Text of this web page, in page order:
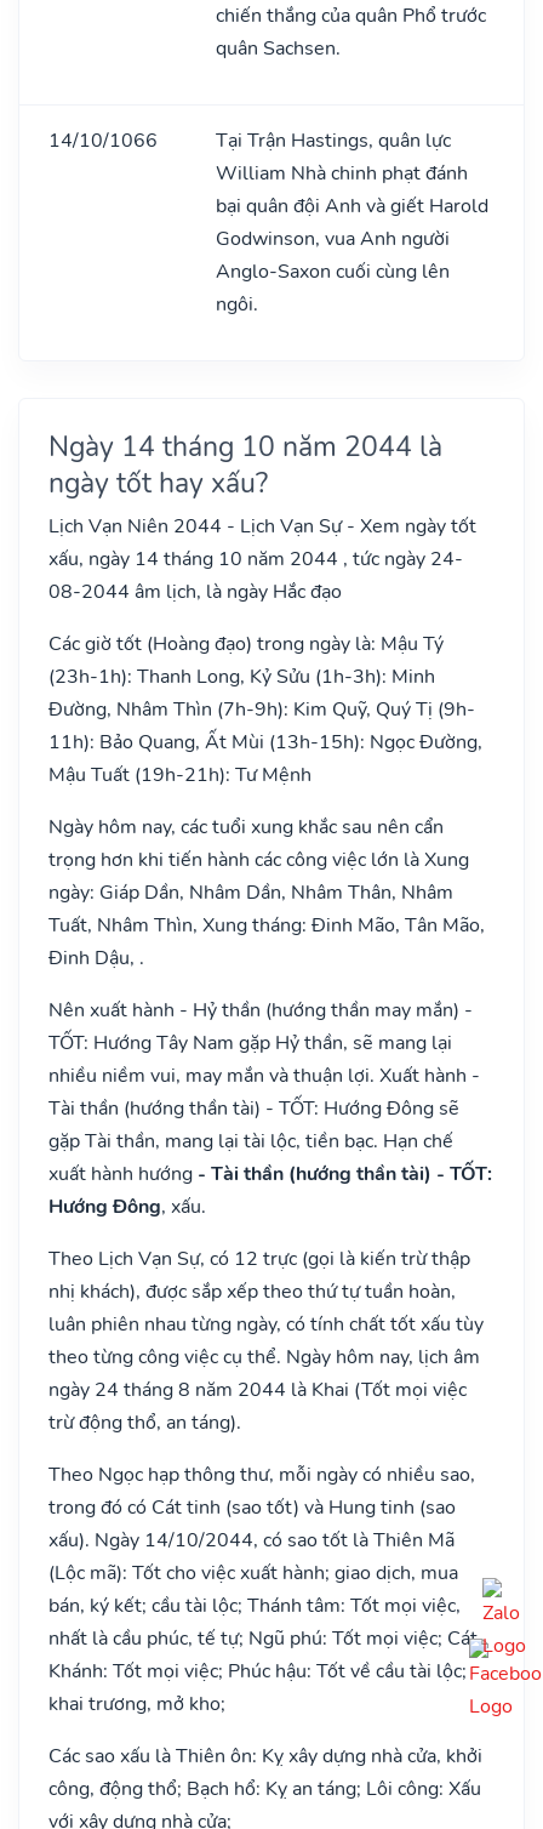
chiến thắng của quân Phổ trước
quân Sachsen.
14/10/1066
Tại Trận Hastings, quân lực
William Nhà chinh phạt đánh
bại quân đội Anh và giết Harold
Godwinson, vua Anh người
Anglo-Saxon cuối cùng lên
ngôi.
Ngày 14 tháng 10 năm 2044 là
ngày tốt hay xấu?
Lịch Vạn Niên 2044 - Lịch Vạn Sự - Xem ngày tốt
xấu, ngày 14 tháng 10 năm 2044 , tức ngày 24-
08-2044 âm lịch, là ngày Hắc đạo
Các giờ tốt (Hoàng đạo) trong ngày là: Mậu Tý
(23h-1h): Thanh Long, Kỷ Sửu (1h-3h): Minh
Đường, Nhâm Thìn (7h-9h): Kim Quỹ, Quý Tị (9h-
11h): Bảo Quang, Ất Mùi (13h-15h): Ngọc Đường,
Mậu Tuất (19h-21h): Tư Mệnh
Ngày hôm nay, các tuổi xung khắc sau nên cẩn
trọng hơn khi tiến hành các công việc lớn là Xung
ngày: Giáp Dần, Nhâm Dần, Nhâm Thân, Nhâm
Tuất, Nhâm Thìn, Xung tháng: Đinh Mão, Tân Mão,
Đinh Dậu, .
Nên xuất hành - Hỷ thần (hướng thần may mắn) -
TỐT: Hướng Tây Nam gặp Hỷ thần, sẽ mang lại
nhiều niềm vui, may mắn và thuận lợi. Xuất hành -
Tài thần (hướng thần tài) - TỐT: Hướng Đông sẽ
gặp Tài thần, mang lại tài lộc, tiền bạc. Hạn chế
xuất hành hướng - Tài thần (hướng thần tài) - TỐT:
Hướng Đông, xấu.
Theo Lịch Vạn Sự, có 12 trực (gọi là kiến trừ thập
nhị khách), được sắp xếp theo thứ tự tuần hoàn,
luân phiên nhau từng ngày, có tính chất tốt xấu tùy
theo từng công việc cụ thể. Ngày hôm nay, lịch âm
ngày 24 tháng 8 năm 2044 là Khai (Tốt mọi việc
trừ động thổ, an táng).
Theo Ngọc hạp thông thư, mỗi ngày có nhiều sao,
trong đó có Cát tinh (sao tốt) và Hung tinh (sao
xấu). Ngày 14/10/2044, có sao tốt là Thiên Mã
(Lộc mã): Tốt cho việc xuất hành; giao dịch, mua
bán, ký kết; cầu tài lộc; Thánh tâm: Tốt mọi việc,
nhất là cầu phúc, tế tự; Ngũ phú: Tốt mọi việc; Cát
Khánh: Tốt mọi việc; Phúc hậu: Tốt về cầu tài lộc;
khai trương, mở kho;
Các sao xấu là Thiên ôn: Kỵ xây dựng nhà cửa, khởi
công, động thổ; Bạch hổ: Kỵ an táng; Lôi công: Xấu
với xây dựng nhà cửa;